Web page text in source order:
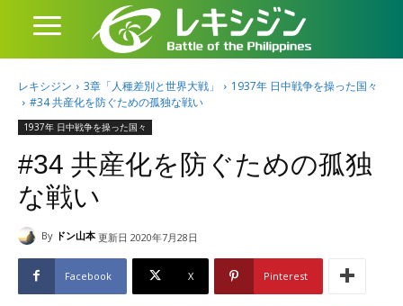
レキシジン 3章「人種差別と世界大戦」
1937年 日中戦争を操った国々
#34 共産化を防ぐための孤独な戦い
1937年 日中戦争を操った国々
#34 共産化を防ぐための孤独
な戦い
By ドン山本 更新日 2020年7月28日
Facebook X Pinterest